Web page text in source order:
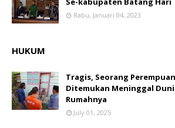
Rabu, Januari 04, 2023
HUKUM
Tragis, Seorang
Ditemukan Meninggal
Rumahnya
July 01, 2025